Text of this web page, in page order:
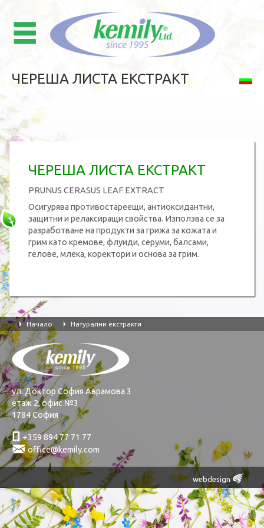
ЧЕРЕША ЛИСТА ЕКСТРАКТ
ЧЕРЕША ЛИСТА ЕКСТРАКТ
PRUNUS CERASUS LEAF EXTRACT
Осигурява противостареещи, антиоксидантни,
защитни и релаксиращи свойства. Използва се за
разработване на продукти за грижа за кожата и
грим като кремове, флуиди, серуми, балсами,
гелове, млека, коректори и основа за грим.
Ţ Начало Ţ Натурални екстракти
ул. Доктор София Аврамова 3
етаж 2, офис №3
1784 София
ƚ+359 894 77 71 77
Śoffice@kemily.com
webdesign Œ